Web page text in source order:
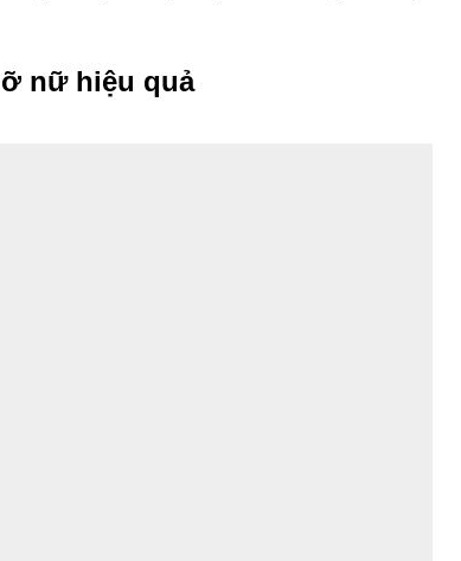
nữ hiệu quả